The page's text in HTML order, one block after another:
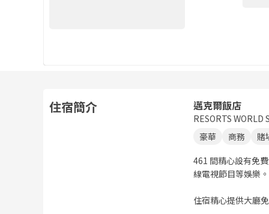
住宿簡介 邁克爾飯店
RESORTS WORLD
豪華
商務
賭
461 間精心設有免
線電視節目等娛樂
住宿精心提供大廳